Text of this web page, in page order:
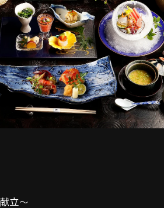
立～